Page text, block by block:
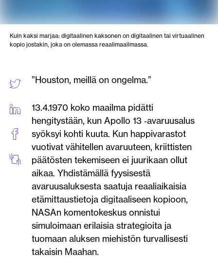
Kuin kaksi marjaa: digitaalinen kaksonen on digitaalinen tai virtuaalinen
kopio jostakin, joka on olemassa reaalimaailmassa.
”Houston, meillä on ongelma.”
13.4.1970 koko maailma pidätti
hengitystään, kun Apollo 13 ‑avaruusalus
syöksyi kohti kuuta. Kun happivarastot
vuotivat vähitellen avaruuteen, kriittisten
päätösten tekemiseen ei juurikaan ollut
aikaa. Yhdistämällä fyysisestä
avaruusaluksesta saatuja reaaliaikaisia
etämittaustietoja digitaaliseen kopioon,
NASAn komentokeskus onnistui
simuloimaan erilaisia strategioita ja
tuomaan aluksen miehistön turvallisesti
takaisin Maahan.